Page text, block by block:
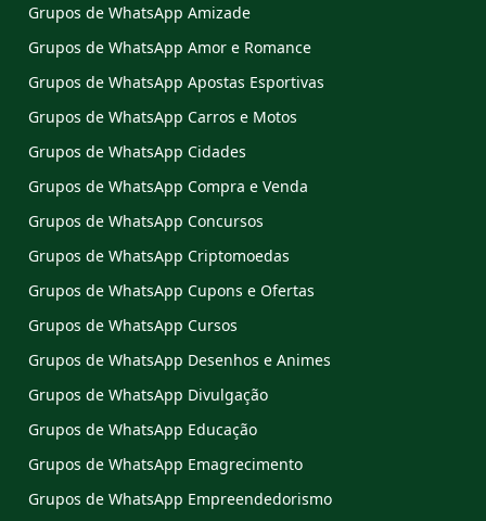
Grupos de WhatsApp Amizade
Grupos de WhatsApp Amor e Romance
Grupos de WhatsApp Apostas Esportivas
Grupos de WhatsApp Carros e Motos
Grupos de WhatsApp Cidades
Grupos de WhatsApp Compra e Venda
Grupos de WhatsApp Concursos
Grupos de WhatsApp Criptomoedas
Grupos de WhatsApp Cupons e Ofertas
Grupos de WhatsApp Cursos
Grupos de WhatsApp Desenhos e Animes
Grupos de WhatsApp Divulgação
Grupos de WhatsApp Educação
Grupos de WhatsApp Emagrecimento
Grupos de WhatsApp Empreendedorismo